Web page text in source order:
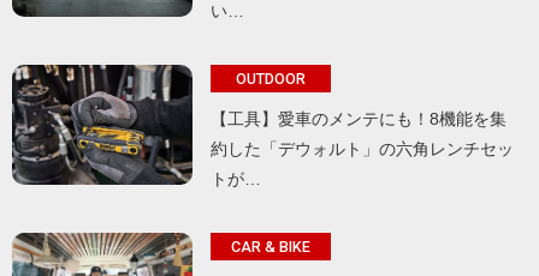
い…
OUTDOOR
【工具】愛車のメンテにも！8機能を集
約した「デウォルト」の六角レンチセッ
トが…
CAR & BIKE